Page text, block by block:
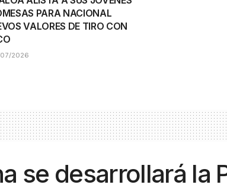
PARA NACIONAL
VALORES DE TIRO CON
2026
se desarrollará la